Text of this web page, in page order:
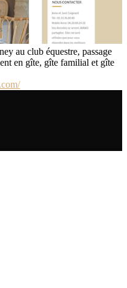
au club équestre, passage
en gîte, gîte familial et gîte